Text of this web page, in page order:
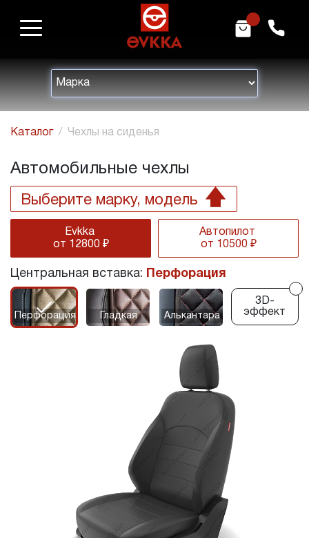
h m
Каталог Чехлы на сиденья
Автомобильные чехлы
Выберите марку, модель
Evkka
от 12800 ₽
Автопилот
от 10500 ₽
Центральная вставка: Перфорация
r
Перфорация Гладкая Алькантара
3D-
эффект